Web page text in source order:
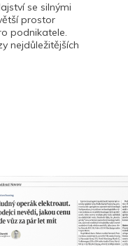
se silnými
prostor
podnikatele.
nejdůležitějších